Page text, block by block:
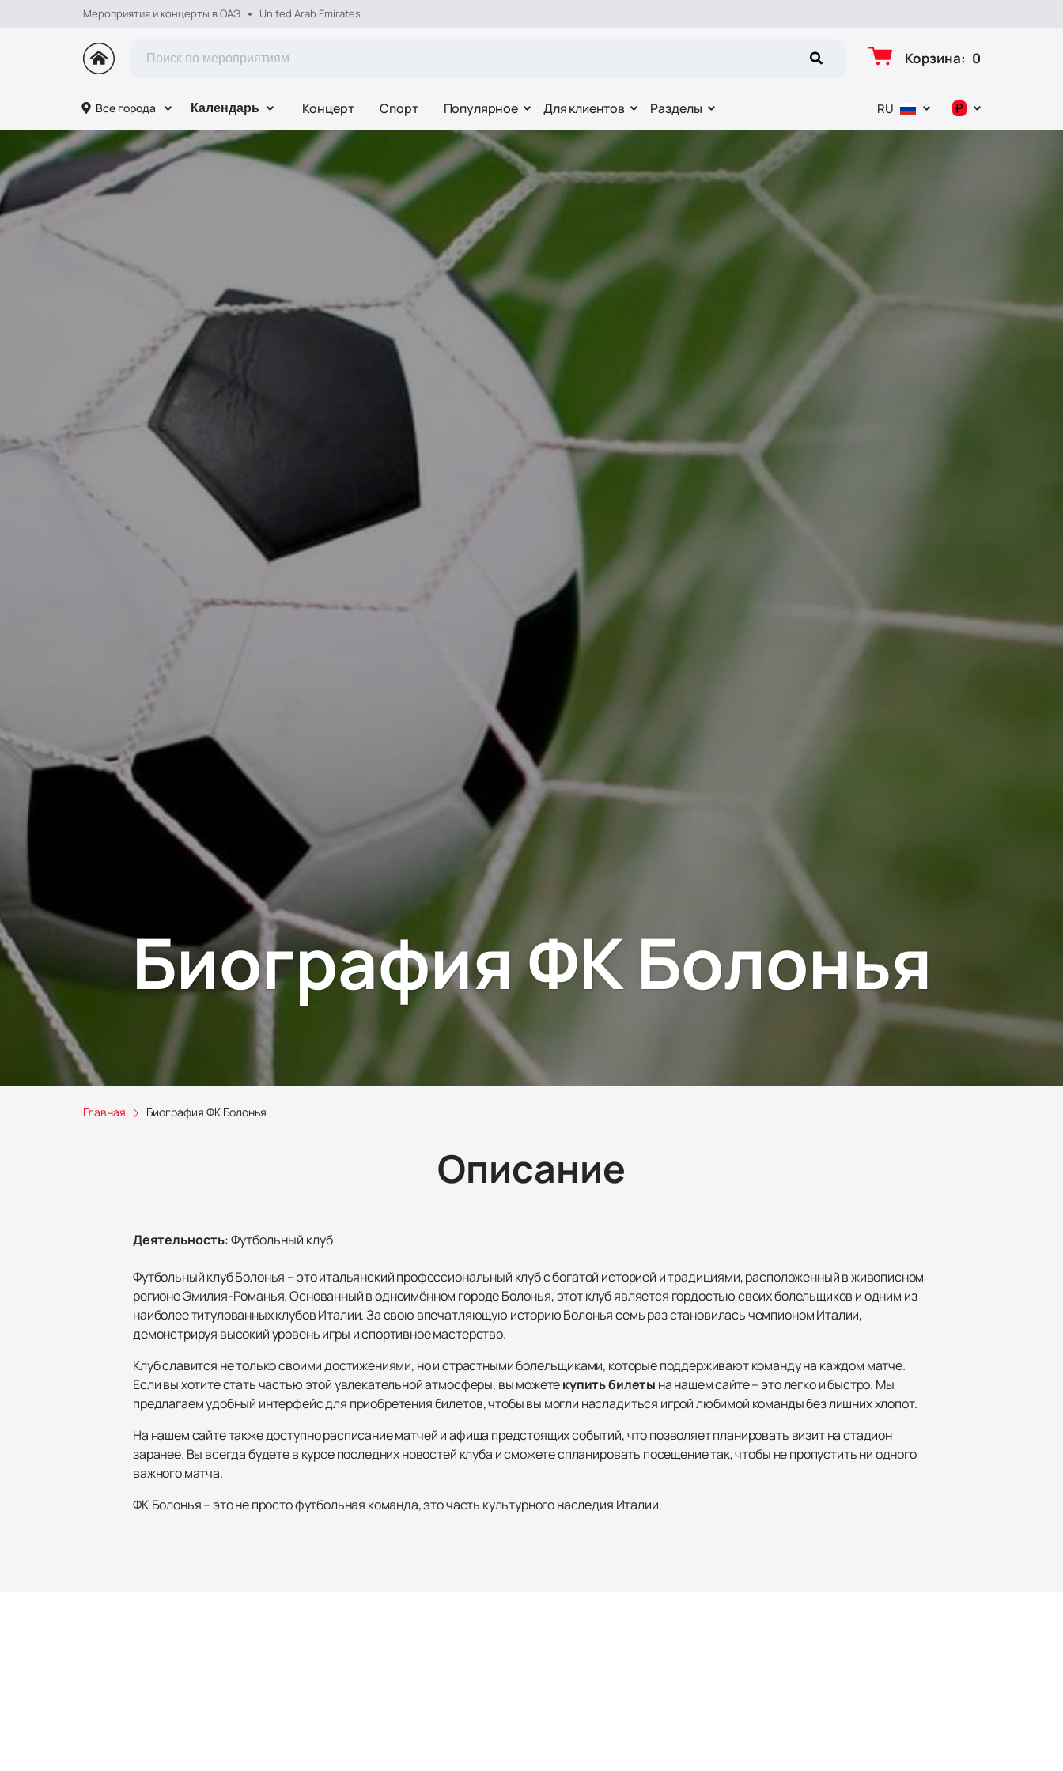
Мероприятия и концерты в ОАЭ United Arab Emirates
Корзина: 0
Все города Календарь Концерт Спорт Популярное Для клиентов Разделы RU ₽
Биография ФК Болонья
Главная Биография ФК Болонья
Описание
Деятельность:Футбольный клуб
Футбольный клуб Болонья – это итальянский профессиональный клуб с богатой историей и традициями, расположенный в живописном
регионе Эмилия-Романья. Основанный в одноимённом городе Болонья, этот клуб является гордостью своих болельщиков и одним из
наиболее титулованных клубов Италии. За свою впечатляющую историю Болонья семь раз становилась чемпионом Италии,
демонстрируя высокий уровень игры и спортивное мастерство.
Клуб славится не только своими достижениями, но и страстными болельщиками, которые поддерживают команду на каждом матче.
Если вы хотите стать частью этой увлекательной атмосферы, вы можетекупить билеты на нашем сайте – это легко и быстро. Мы
предлагаем удобный интерфейс для приобретения билетов, чтобы вы могли насладиться игрой любимой команды без лишних хлопот.
На нашем сайте также доступно расписание матчей и афиша предстоящих событий, что позволяет планировать визит на стадион
заранее. Вы всегда будете в курсе последних новостей клуба и сможете спланировать посещение так, чтобы не пропустить ни одного
важного матча.
ФК Болонья – это не просто футбольная команда, это часть культурного наследия Италии.